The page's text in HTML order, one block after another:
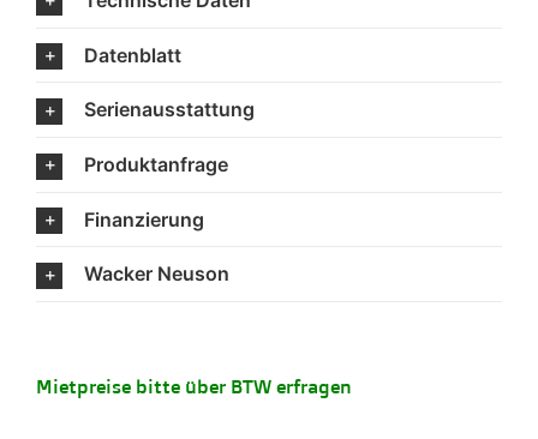
Datenblatt
Serienausstattung
Produktanfrage
Finanzierung
Wacker Neuson
Mietpreise bitte über BTW erfragen